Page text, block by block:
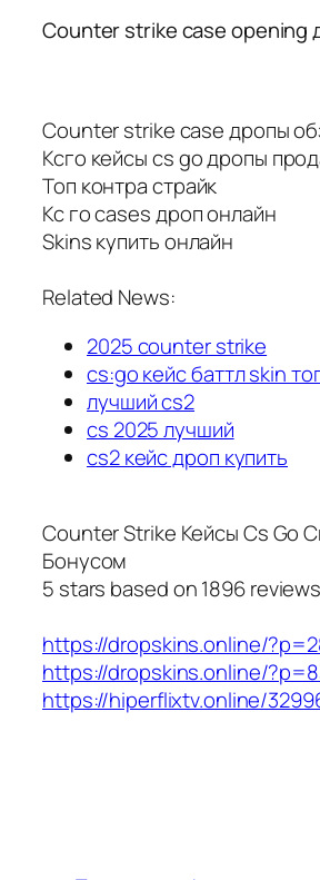
Counter strike case opening
Counter strike case дропы
Ксго кейсы cs go дропы
Топ контра страйк
Кс го cases дроп онлайн
Skins купить онлайн
Related News:
2025 counter strike
cs:go кейс баттл skin
лучший cs2
cs 2025 лучший
cs2 кейс дроп купить
Counter Strike Кейсы Cs Go
Бонусом
5 stars based on1896reviews
https://dropskins.online/
https://dropskins.online/
https://hiperflixtv.online/